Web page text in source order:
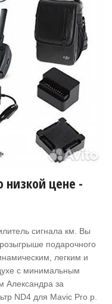
низкой цене -
сигнала км. Вы
подарочного
легким и
с минимальным
Александра за
ND4 для Mavic Pro р.